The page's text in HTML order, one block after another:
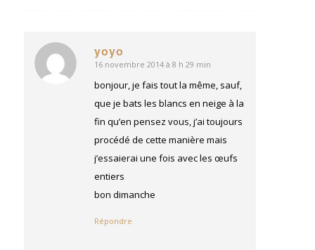
yoyo
dit
:
16 novembre 2014 à 8 h 29 min
bonjour, je fais tout la même, sauf,
que je bats les blancs en neige à la
fin qu’en pensez vous, j’ai toujours
procédé de cette manière mais
j’essaierai une fois avec les œufs
entiers
bon dimanche
Répondre